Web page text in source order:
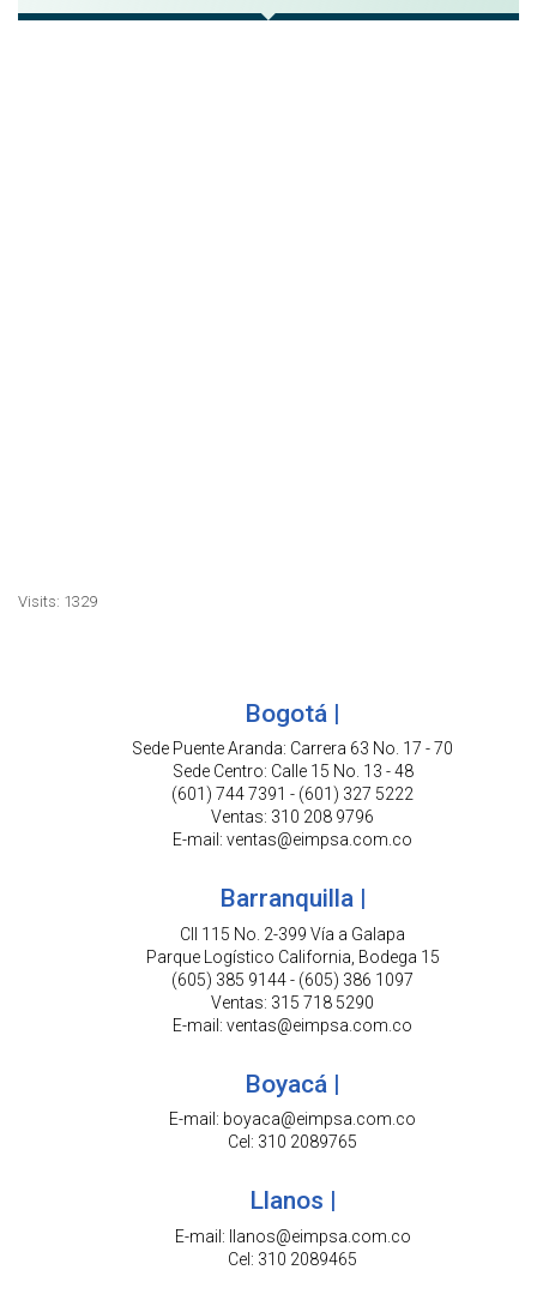
Visits: 1329
Bogotá |
Sede Puente Aranda: Carrera 63 No. 17 - 70
Sede Centro: Calle 15 No. 13 - 48
(601) 744 7391 - (601) 327 5222
Ventas: 310 208 9796
E-mail: ventas@eimpsa.com.co
Barranquilla |
Cll 115 No. 2-399 Vía a Galapa
Parque Logístico California, Bodega 15
(605) 385 9144 - (605) 386 1097
Ventas: 315 718 5290
E-mail: ventas@eimpsa.com.co
Boyacá |
E-mail: boyaca@eimpsa.com.co
Cel: 310 2089765
Llanos |
E-mail: llanos@eimpsa.com.co
Cel: 310 2089465